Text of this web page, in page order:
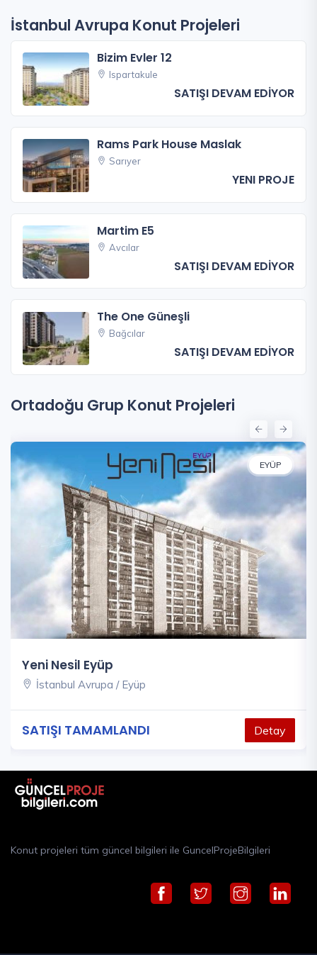
İstanbul Avrupa Konut Projeleri
Bizim Evler 12
Ispartakule
SATIŞI DEVAM EDİYOR
Rams Park House Maslak
Sarıyer
YENI PROJE
Martim E5
Avcılar
SATIŞI DEVAM EDİYOR
The One Güneşli
Bağcılar
SATIŞI DEVAM EDİYOR
Ortadoğu Grup Konut Projeleri
EYÜP
Yeni Nesil Eyüp
İstanbul Avrupa / Eyüp
SATIŞI TAMAMLANDI Detay
Konut projeleri tüm güncel bilgileri ile GuncelProjeBilgileri